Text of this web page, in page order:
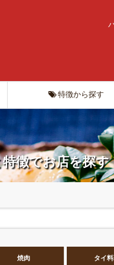
特徴から探す
徴でお店を探す
焼肉 タイ